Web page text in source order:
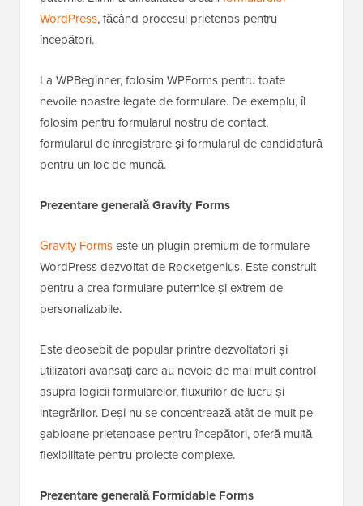
WordPress, făcând procesul prietenos pentru
începători.
La WPBeginner, folosim WPForms pentru toate
nevoile noastre legate de formulare. De exemplu, îl
folosim pentru formularul nostru de contact,
formularul de înregistrare și formularul de candidatură
pentru un loc de muncă.
Prezentare generală Gravity Forms
Gravity Formseste un plugin premium de formulare
WordPress dezvoltat de Rocketgenius. Este construit
pentru a crea formulare puternice și extrem de
personalizabile.
Este deosebit de popular printre dezvoltatori și
utilizatori avansați care au nevoie de mai mult control
asupra logicii formularelor, fluxurilor de lucru și
integrărilor. Deși nu se concentrează atât de mult pe
șabloane prietenoase pentru începători, oferă multă
flexibilitate pentru proiecte complexe.
Prezentare generală Formidable Forms